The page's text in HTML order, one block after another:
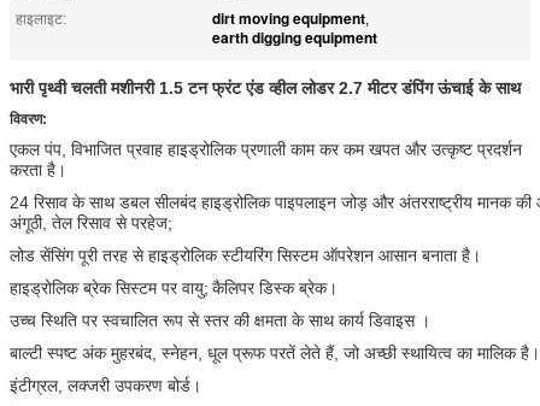
हाइलाइट:
dirt moving equipment,
earth digging equipment
भारी पृथ्वी चलती मशीनरी 1.5 टन फ्रंट एंड व्हील लोडर 2.7 मीटर डंपिंग ऊंचाई के साथ
विवरण:
एकल पंप, विभाजित प्रवाह हाइड्रोलिक प्रणाली काम कर कम खपत और उत्कृष्ट प्रदर्शन
करता है।
24 रिसाव के साथ डबल सीलबंद हाइड्रोलिक पाइपलाइन जोड़ और अंतरराष्ट्रीय मानक
अंगूठी, तेल रिसाव से परहेज;
लोड सेंसिंग पूरी तरह से हाइड्रोलिक स्टीयरिंग सिस्टम ऑपरेशन आसान बनाता है।
हाइड्रोलिक ब्रेक सिस्टम पर वायु; कैलिपर डिस्क ब्रेक।
उच्च स्थिति पर स्वचालित रूप से स्तर की क्षमता के साथ कार्य डिवाइस ।
बाल्टी स्पष्ट अंक मुहरबंद, स्नेहन, धूल प्रूफ परतें लेते हैं, जो अच्छी स्थायित्व का मालिक है।
इंटीग्रल, लक्जरी उपकरण बोर्ड।